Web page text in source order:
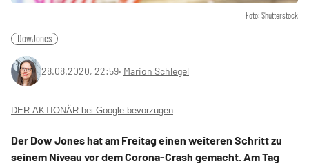
Foto: Shutterstock
DowJones
28.08.2020, 22:59‧ Marion Schlegel
DER AKTIONÄR bei Google bevorzugen
Der Dow Jones hat am Freitag einen weiteren Schritt zu
seinem Niveau vor dem Corona-Crash gemacht. Am Tag